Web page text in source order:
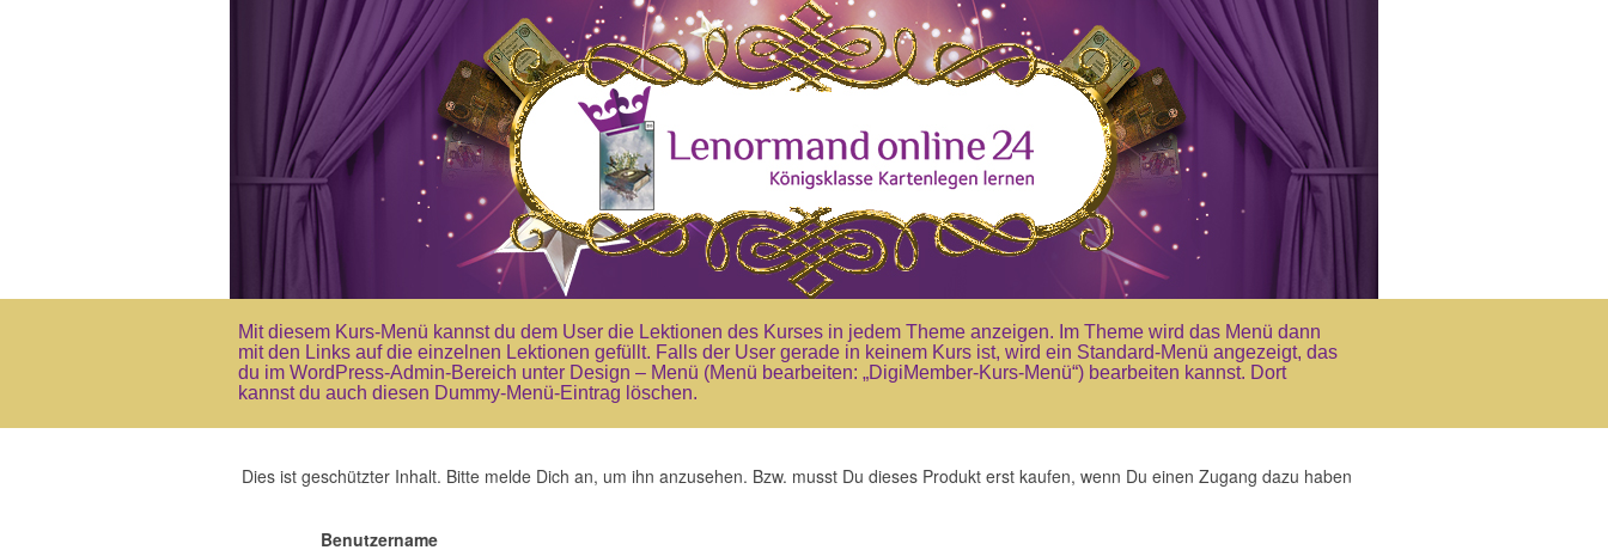
Mit diesem Kurs-Menü kannst du dem User die Lektionen des Kurses in jedem Theme anzeigen. Im Theme wird das Menü dann
mit den Links auf die einzelnen Lektionen gefüllt. Falls der User gerade in keinem Kurs ist, wird ein Standard-Menü angezeigt, das
du im WordPress-Admin-Bereich unter Design – Menü (Menü bearbeiten: „DigiMember-Kurs-Menü“) bearbeiten kannst. Dort
kannst du auch diesen Dummy-Menü-Eintrag löschen.
Dies ist geschützter Inhalt. Bitte melde Dich an, um ihn anzusehen. Bzw. musst Du dieses Produkt erst kaufen, wenn Du einen Zugang dazu haben
Benutzername